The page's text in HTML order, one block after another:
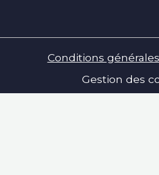
Conditions
Gestion des